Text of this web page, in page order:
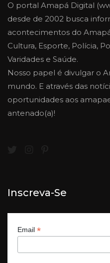
O portal Amapá Digital
desde de 2002 busca
acontecimentos do
Cultura, Esporte, Polícia,
Varidades e Saúde.
Nosso papel é divulgar o
mundo. E através das
oportunidades aos
antenado(a)!
Inscreva-Se
Email *